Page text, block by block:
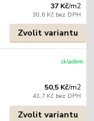
37 Kč/m2
30,6 Kč bez DPH
Zvolit variantu
50,5 Kč/m2
41,7 Kč bez DPH
skladem
Zvolit variantu